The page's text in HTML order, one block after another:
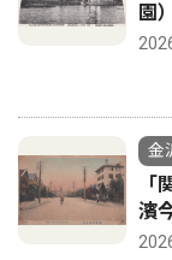
園
金
濱